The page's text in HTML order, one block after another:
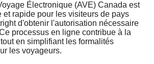
Électronique (AVE) Canada est
et rapide pour les visiteurs de pays
d'obtenir l'autorisation nécessaire
processus en ligne contribue à la
en simplifiant les formalités
les voyageurs.